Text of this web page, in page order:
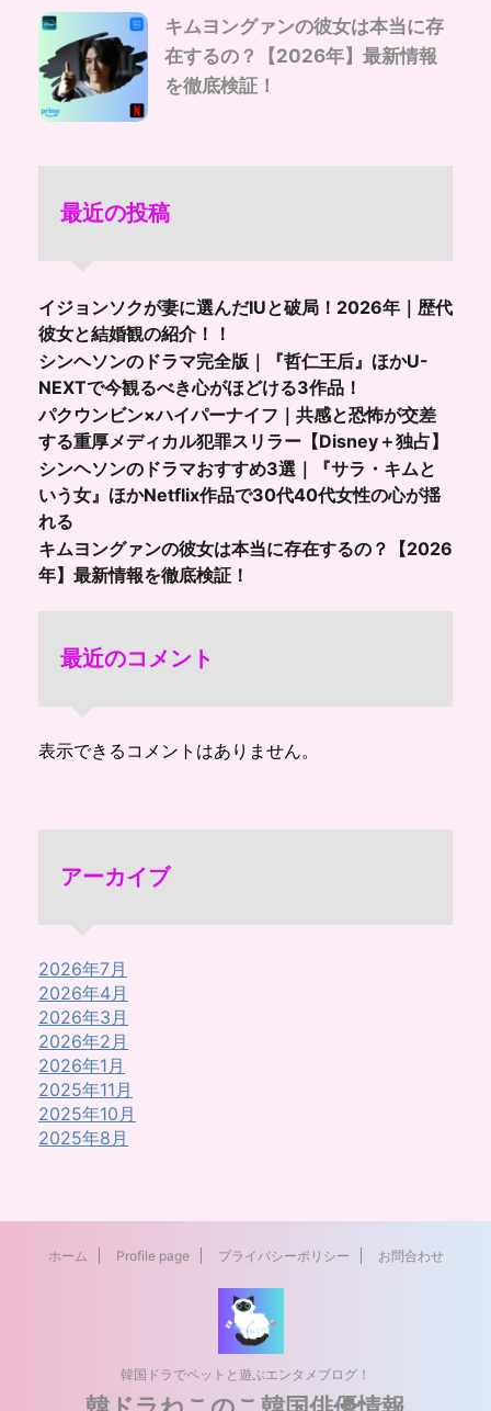
キムヨングァンの彼女は本当に存
在するの？【2026年】最新情報
を徹底検証！
最近の投稿
イジョンソクが妻に選んだIUと破局！2026年｜歴代
彼女と結婚観の紹介！！
シンヘソンのドラマ完全版｜『哲仁王后』ほかU-
NEXTで今観るべき心がほどける3作品！
パクウンビン×ハイパーナイフ｜共感と恐怖が交差
する重厚メディカル犯罪スリラー【Disney＋独占】
シンヘソンのドラマおすすめ3選｜『サラ・キムと
いう女』ほかNetflix作品で30代40代女性の心が揺
れる
キムヨングァンの彼女は本当に存在するの？【2026
年】最新情報を徹底検証！
最近のコメント
表示できるコメントはありません。
アーカイブ
2026年7月
2026年4月
2026年3月
2026年2月
2026年1月
2025年11月
2025年10月
2025年8月
ホーム Profile page プライバシーポリシー お問合わせ
韓国ドラでペットと遊ぶエンタメブログ！